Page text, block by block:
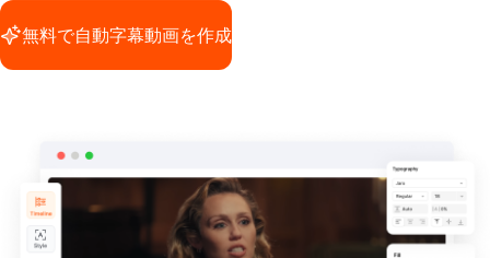
無料で自動字幕動画を作成